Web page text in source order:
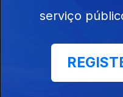
serviço